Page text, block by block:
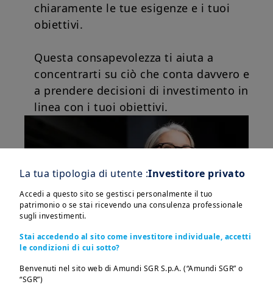
La tua tipologia di utente :Investitore privato
Accedi a questo sito se gestisci personalmente il tuo
patrimonio o se stai ricevendo una consulenza professionale
sugli investimenti.
Stai accedendo al sito come investitore individuale, accetti
le condizioni di cui sotto?
Benvenuti nel sito web di Amundi SGR S.p.A. (“Amundi SGR” o
“SGR”)
chiaramente le tue esigenze e i tuoi
obiettivi.
Questa consapevolezza ti aiuta a
concentrarti su ciò che conta davvero e
a prendere decisioni di investimento in
linea con i tuoi obiettivi.